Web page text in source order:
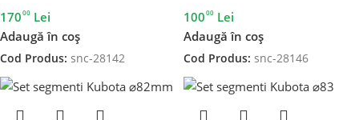
17000 Lei
Adaugă în coș
Cod Produs: snc-28142
10000 Lei
Adaugă în coș
Cod Produs: snc-28146